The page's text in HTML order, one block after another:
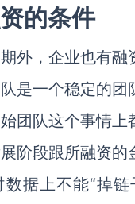
的条件
外，企业也有融
是一个稳定的
团队这个事情上
阶段跟所融资的
据上不能“掉